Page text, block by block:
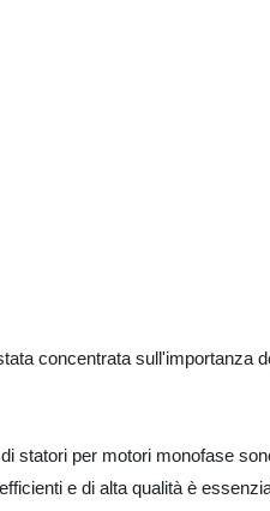
concentrata sull'importanza
statori per motori monofase
e di alta qualità è